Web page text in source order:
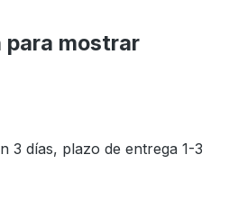
para mostrar
3 días, plazo de entrega 1-3